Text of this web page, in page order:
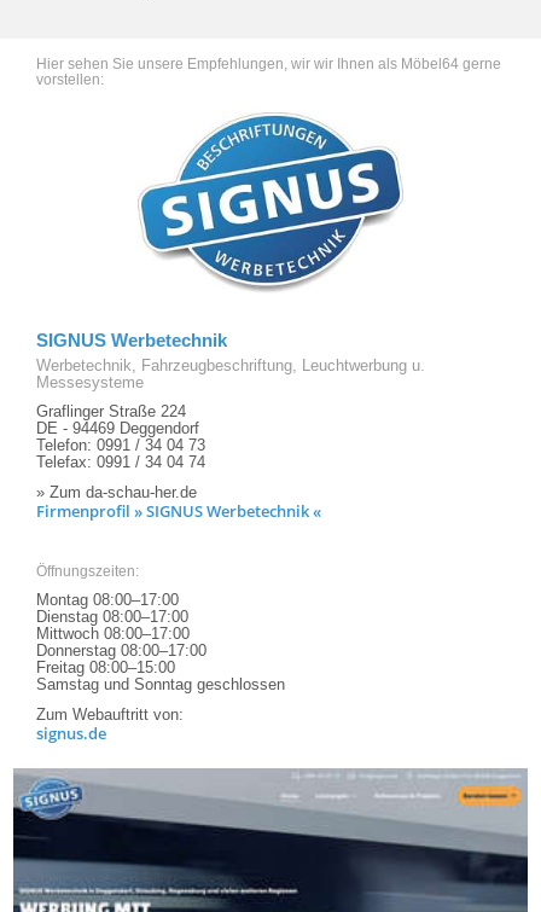
Hier sehen Sie unsere Empfehlungen, wir wir Ihnen als Möbel64 gerne
vorstellen:
SIGNUS Werbetechnik
Werbetechnik, Fahrzeugbeschriftung, Leuchtwerbung u.
Messesysteme
Graflinger Straße 224
DE - 94469 Deggendorf
Telefon: 0991 / 34 04 73
Telefax: 0991 / 34 04 74
» Zum da-schau-her.de
Firmenprofil » SIGNUS Werbetechnik «
Öffnungszeiten:
Montag 08:00–17:00
Dienstag 08:00–17:00
Mittwoch 08:00–17:00
Donnerstag 08:00–17:00
Freitag 08:00–15:00
Samstag und Sonntag geschlossen
Zum Webauftritt von:
signus.de